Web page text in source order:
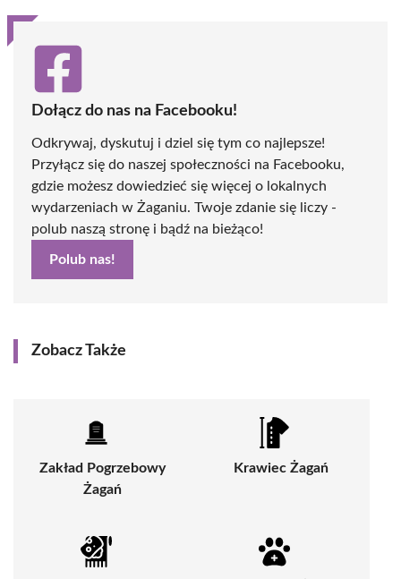
Dołącz do nas na Facebooku!
Odkrywaj, dyskutuj i dziel się tym co najlepsze!
Przyłącz się do naszej społeczności na Facebooku,
gdzie możesz dowiedzieć się więcej o lokalnych
wydarzeniach w Żaganiu. Twoje zdanie się liczy -
polub naszą stronę i bądź na bieżąco!
Polub nas!
Zobacz Także
Zakład Pogrzebowy
Żagań
Krawiec Żagań